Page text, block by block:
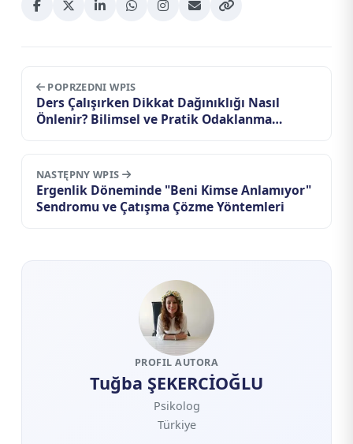
POPRZEDNI WPIS
Ders Çalışırken Dikkat Dağınıklığı Nasıl
Önlenir? Bilimsel ve Pratik Odaklanma
NASTĘPNY WPIS
Ergenlik Döneminde "Beni Kimse Anlamıyor"
Sendromu ve Çatışma Çözme Yöntemleri
PROFIL AUTORA
Tuğba ŞEKERCİOĞLU
Psikolog
Türkiye